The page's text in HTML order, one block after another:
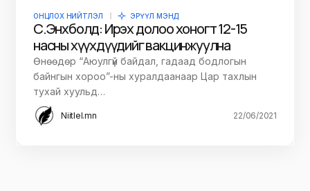
ОНЦЛОХ НИЙТЛЭЛ ЭРҮҮЛ МЭНД
С.Энхболд: Ирэх долоо хоногт 12-15
насны хүүхдүүдийг вакцинжуулна
Өнөөдөр “Аюулгүй байдал, гадаад бодлогын
байнгын хороо”-ны хуралдаанаар Цар тахлын
тухай хуульд…
Niitlel.mn 22/06/2021